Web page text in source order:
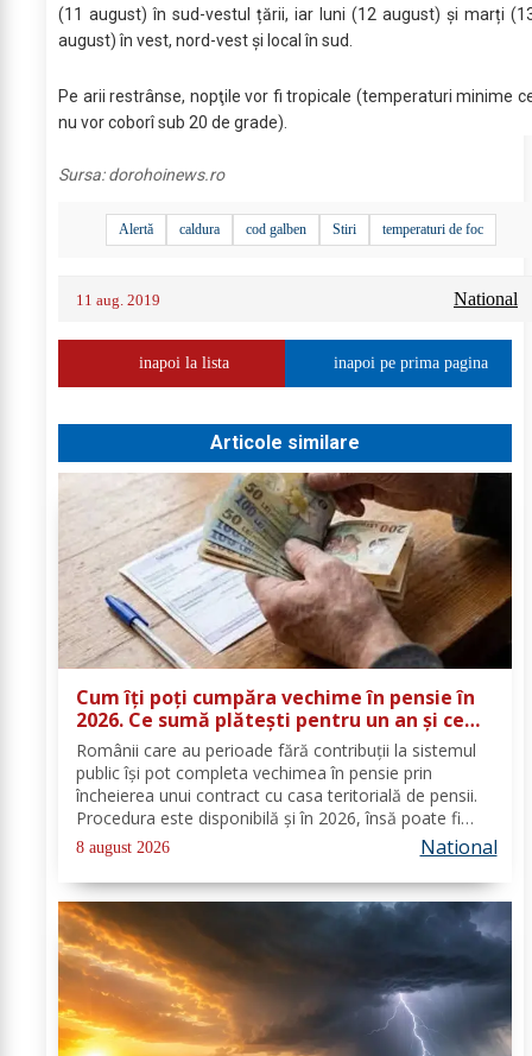
(11 august) în sud-vestul țării, iar luni (12 august) și marți
august) în vest, nord-vest și local în sud.
Pe arii restrânse, nopţile vor fi tropicale (temperaturi minime
nu vor coborî sub 20 de grade).
Sursa:dorohoinews.ro
Alertă caldura cod galben Stiri temperaturi de foc
11 aug. 2019 National
inapoi la lista inapoi pe prima pagina
Articole similare
Cum îți poți cumpăra vechime în pensie în
2026. Ce sumă plătești pentru un an și ce
documente trebuie depuse
Românii care au perioade fără contribuții la sistemul
public își pot completa vechimea în pensie prin
încheierea unui contract cu casa teritorială de pensii.
Procedura este disponibilă și în 2026, însă poate fi
folosită doar în condițiile prevăzute de lege. Costul
depinde de salariul minim brut...
8 august 2026 National